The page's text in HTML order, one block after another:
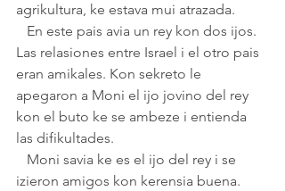
agrikultura, ke estava mui atrazada.
Las relasiones entre Israel i el otro pais
eran amikales. Kon sekreto le
apegaron a Moni el ijo jovino del rey
kon el buto ke se ambeze i entienda
las difikultades.
izieron amigos kon kerensia buena.